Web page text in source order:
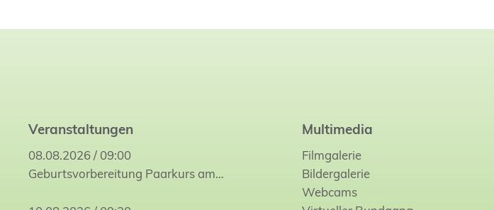
Veranstaltungen
08.08.2026 / 09:00
Geburtsvorbereitung Paarkurs am…
Multimedia
Filmgalerie
Bildergalerie
Webcams